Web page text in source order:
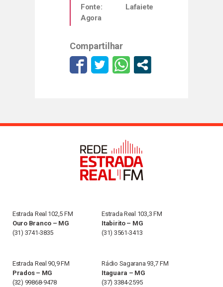
Fonte: Lafaiete
Agora
Compartilhar
Estrada Real 102,5 FM
Ouro Branco – MG
(31) 3741-3835
Estrada Real 103,3 FM
Itabirito – MG
(31) 3561-3413
Estrada Real 90,9 FM
Prados – MG
(32) 99868-9478
Rádio Sagarana 93,7 FM
Itaguara – MG
(37) 3384-2595